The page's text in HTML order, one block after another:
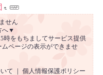
せん
へ▼
時をもちましてサービス提供
ページの表示ができませ
て ｜ 個人情報保護ポリシー